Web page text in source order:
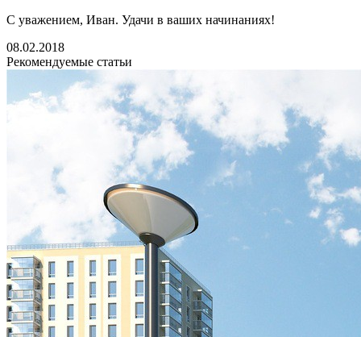
С уважением, Иван. Удачи в ваших начинаниях!
08.02.2018
Рекомендуемые статьи